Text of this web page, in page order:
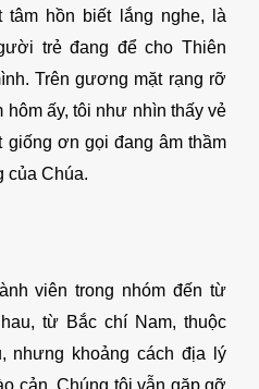
tâm hồn biết lắng nghe, là
trẻ đang để cho Thiên
Trên gương mặt rạng rỡ
hôm ấy, tôi như nhìn thấy vẻ
giống ơn gọi đang âm thầm
của Chúa.
viên trong nhóm đến từ
từ Bắc chí Nam, thuộc
nhưng khoảng cách địa lý
cản. Chúng tôi vẫn gặp gỡ